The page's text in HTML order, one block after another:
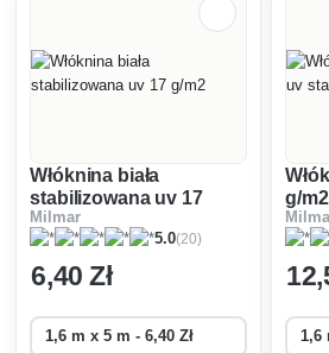
Włóknina biała
stabilizowana uv 17
g/m2
Milmar
5.0(20)
6,40 Zł
g/
12